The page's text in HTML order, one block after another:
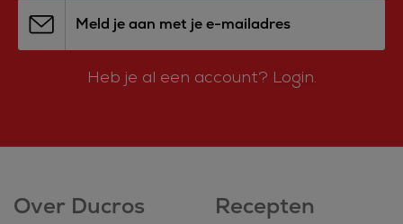
Meld je aan met je e-mailadres
Heb je al een account? Login.
Over Ducros Recepten